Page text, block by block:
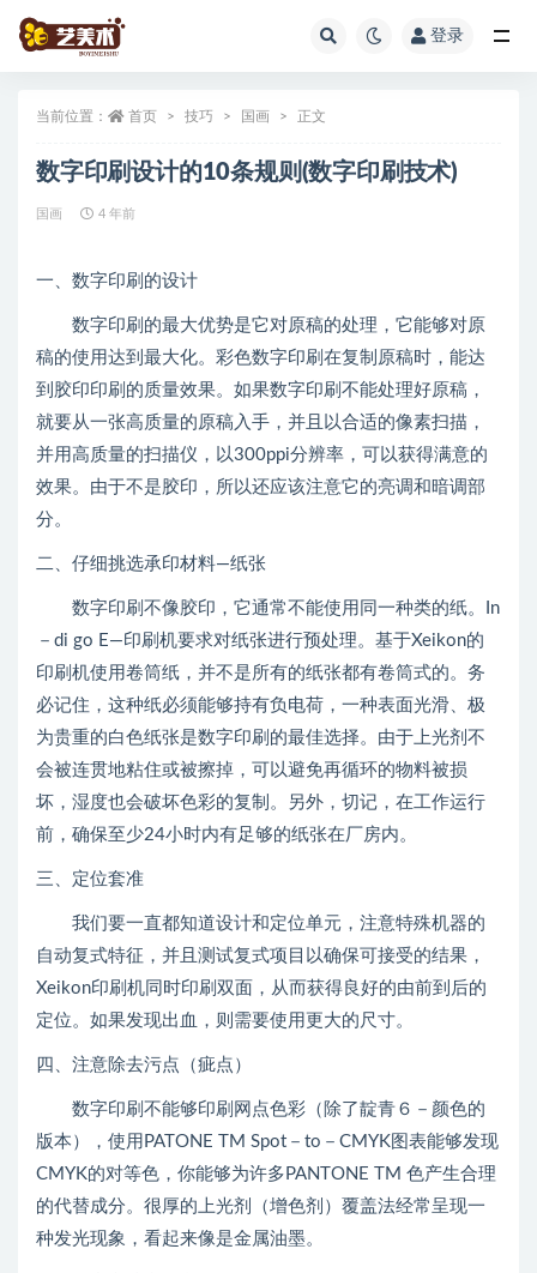
登录
当前位置： 首页 技巧 国画 正文
数字印刷设计的10条规则(数字印刷技术)
国画 4 年前
一、数字印刷的设计
数字印刷的最大优势是它对原稿的处理，它能够对原
稿的使用达到最大化。彩色数字印刷在复制原稿时，能达
到胶印印刷的质量效果。如果数字印刷不能处理好原稿，
就要从一张高质量的原稿入手，并且以合适的像素扫描，
并用高质量的扫描仪，以300ppi分辨率，可以获得满意的
效果。由于不是胶印，所以还应该注意它的亮调和暗调部
分。
二、仔细挑选承印材料—纸张
数字印刷不像胶印，它通常不能使用同一种类的纸。In
－di go E—印刷机要求对纸张进行预处理。基于Xeikon的
印刷机使用卷筒纸，并不是所有的纸张都有卷筒式的。务
必记住，这种纸必须能够持有负电荷，一种表面光滑、极
为贵重的白色纸张是数字印刷的最佳选择。由于上光剂不
会被连贯地粘住或被擦掉，可以避免再循环的物料被损
坏，湿度也会破坏色彩的复制。另外，切记，在工作运行
前，确保至少24小时内有足够的纸张在厂房内。
三、定位套准
我们要一直都知道设计和定位单元，注意特殊机器的
自动复式特征，并且测试复式项目以确保可接受的结果，
Xeikon印刷机同时印刷双面，从而获得良好的由前到后的
定位。如果发现出血，则需要使用更大的尺寸。
四、注意除去污点（疵点）
数字印刷不能够印刷网点色彩（除了靛青６－颜色的
版本），使用PATONE TM Spot－to－CMYK图表能够发现
CMYK的对等色，你能够为许多PANTONE TM 色产生合理
的代替成分。很厚的上光剂（增色剂）覆盖法经常呈现一
种发光现象，看起来像是金属油墨。